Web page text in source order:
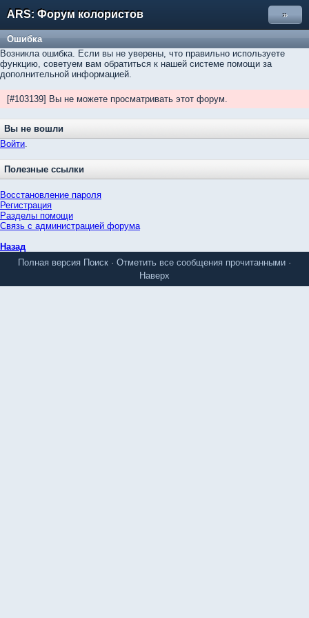
ARS: Форум колористов »
Ошибка
Возникла ошибка. Если вы не уверены, что правильно используете
функцию, советуем вам обратиться к нашей системе помощи за
дополнительной информацией.
[#103139] Вы не можете просматривать этот форум.
Вы не вошли
Войти.
Полезные ссылки
Восстановление пароля
Регистрация
Разделы помощи
Связь с администрацией форума
Назад
Полная версия Поиск · Отметить все сообщения прочитанными ·
Наверх